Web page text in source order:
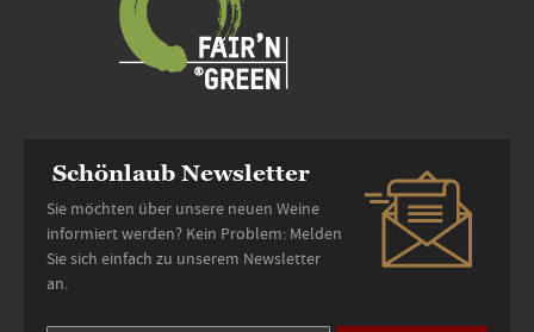
Schönlaub Newsletter
Sie möchten über unsere neuen Weine
informiert werden? Kein Problem: Melden
Sie sich einfach zu unserem Newsletter
an.